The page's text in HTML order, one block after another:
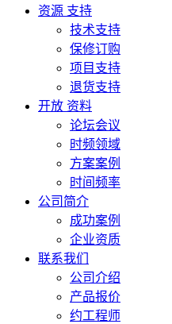
资源 支持
技术支持
保修订购
项目支持
退货支持
开放 资料
论坛会议
时频领域
方案案例
时间频率
公司简介
成功案例
企业资质
联系我们
公司介绍
产品报价
约工程师